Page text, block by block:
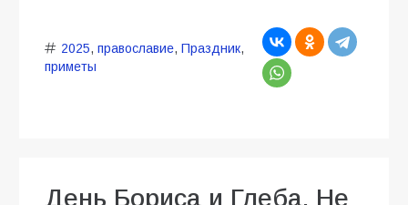
2025, православие, Праздник,
приметы
День Бориса и Глеба. Не